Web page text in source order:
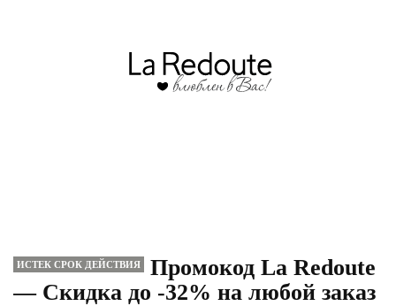
ИСТЕК СРОК ДЕЙСТВИЯ
Промокод La Redoute
— Скидка до -32% на любой заказ